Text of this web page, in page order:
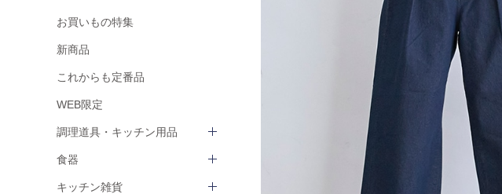
お買いもの特集
新商品
これからも定番品
WEB限定
調理道具・キッチン用品
食器
キッチン雑貨